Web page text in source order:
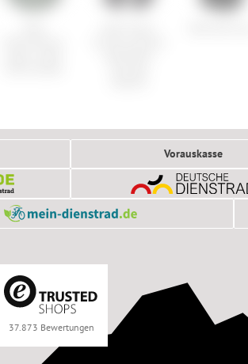
Vorauskasse
37.873 Bewertungen